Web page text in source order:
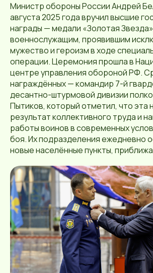
Министр обороны России Андрей
августа 2025 года вручил высшие
награды — медали «Золотая
военнослужащим, проявившим
мужество и героизм в ходе
операции. Церемония прошла в
центре управления обороной РФ.
награждённых — командир 7-й
десантно-штурмовой дивизии
Пытиков, который отметил, что эта
результат коллективного труда и
работы воинов в современных
боя. Их подразделения ежедневно
новые населённые пункты,